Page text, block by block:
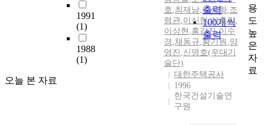
1991
(1)
1988
(1)
오늘 본 자료
출력
100개씩
출력
호,최재남,이상화,조
령관,이신현,이홍길,
이상현 ,홍갑진,이수
경 ,채동규,황기원 ,양
영진 ,신명호(우대기
술단)
대한주택공사
1996
한국건설기술연
구원
용
도
높
은
자
료